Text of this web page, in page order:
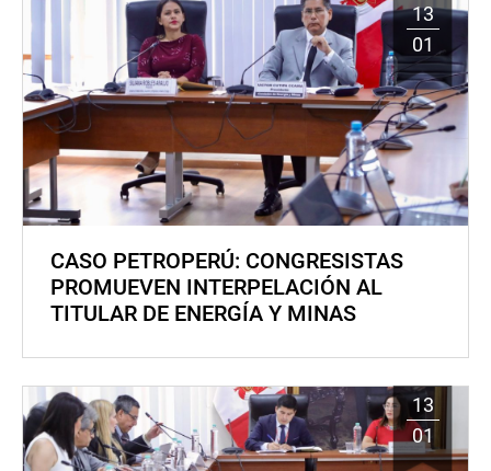
13
01
CASO PETROPERÚ: CONGRESISTAS
PROMUEVEN INTERPELACIÓN AL
TITULAR DE ENERGÍA Y MINAS
13
01